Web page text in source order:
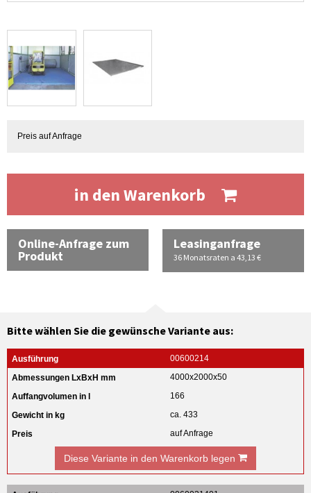
Preis auf Anfrage
in den Warenkorb
Online-Anfrage zum
Produkt
Leasinganfrage
36 Monatsraten a 43,13 €
Bitte wählen Sie die gewünsche Variante aus:
00600214
4000x2000x50
166
ca. 433
auf Anfrage
Diese Variante in den Warenkorb legen